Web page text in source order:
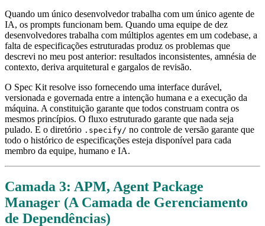
Quando um único desenvolvedor trabalha com um único agente de
IA, os prompts funcionam bem. Quando uma equipe de dez
desenvolvedores trabalha com múltiplos agentes em um codebase, a
falta de especificações estruturadas produz os problemas que
descrevi no meu post anterior: resultados inconsistentes, amnésia de
contexto, deriva arquitetural e gargalos de revisão.
O Spec Kit resolve isso fornecendo uma interface durável,
versionada e governada entre a intenção humana e a execução da
máquina. A constituição garante que todos construam contra os
mesmos princípios. O fluxo estruturado garante que nada seja
pulado. E o diretório .specify/ no controle de versão garante que
todo o histórico de especificações esteja disponível para cada
membro da equipe, humano e IA.
Camada 3: APM, Agent Package
Manager (A Camada de Gerenciamento
de Dependências)